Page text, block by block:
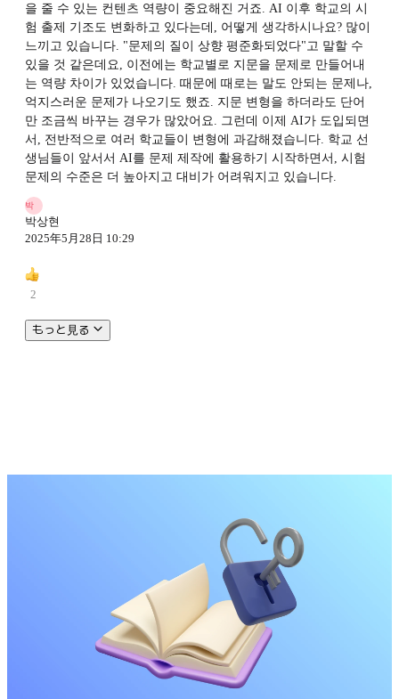
을 줄 수 있는 컨텐츠 역량이 중요해진 거죠. AI 이후 학교의 시
험 출제 기조도 변화하고 있다는데, 어떻게 생각하시나요? 많이
느끼고 있습니다. "문제의 질이 상향 평준화되었다"고 말할 수
있을 것 같은데요, 이전에는 학교별로 지문을 문제로 만들어내
는 역량 차이가 있었습니다. 때문에 때로는 말도 안되는 문제나,
억지스러운 문제가 나오기도 했죠. 지문 변형을 하더라도 단어
만 조금씩 바꾸는 경우가 많았어요. 그런데 이제 AI가 도입되면
서, 전반적으로 여러 학교들이 변형에 과감해졌습니다. 학교 선
생님들이 앞서서 AI를 문제 제작에 활용하기 시작하면서, 시험
문제의 수준은 더 높아지고 대비가 어려워지고 있습니다.
박
박상현
2025年5月28日 10:29
2
もっと見る